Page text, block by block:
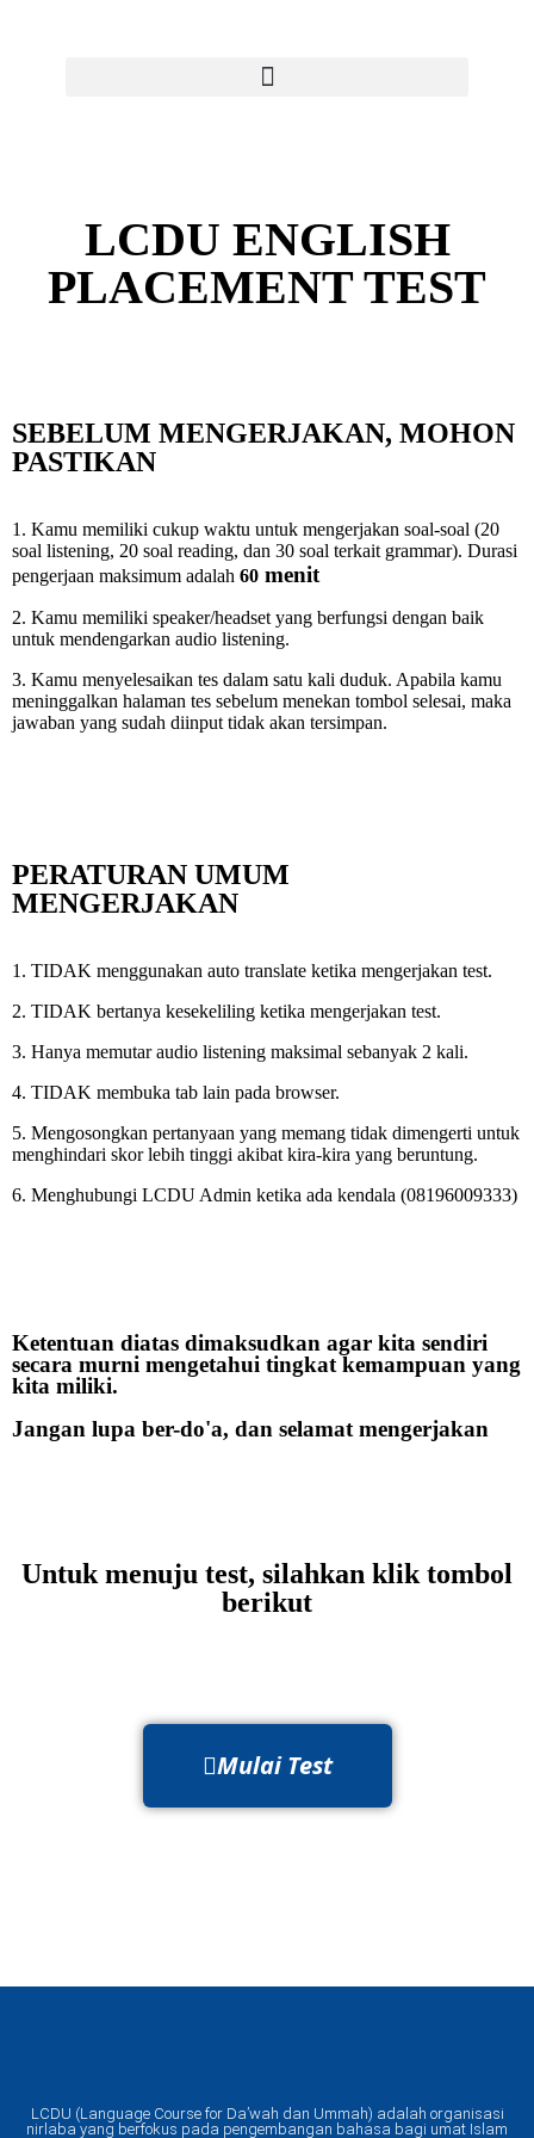
LCDU ENGLISH
PLACEMENT TEST
SEBELUM MENGERJAKAN, MOHON
PASTIKAN
1. Kamu memiliki cukup waktu untuk mengerjakan soal-soal (20
soal listening, 20 soal reading, dan 30 soal terkait grammar). Durasi
pengerjaan maksimum adalah 60 menit
2. Kamu memiliki speaker/headset yang berfungsi dengan baik
untuk mendengarkan audio listening.
3. Kamu menyelesaikan tes dalam satu kali duduk. Apabila kamu
meninggalkan halaman tes sebelum menekan tombol selesai, maka
jawaban yang sudah diinput tidak akan tersimpan.
PERATURAN UMUM
MENGERJAKAN
1. TIDAK menggunakan auto translate ketika mengerjakan test.
2. TIDAK bertanya kesekeliling ketika mengerjakan test.
3. Hanya memutar audio listening maksimal sebanyak 2 kali.
4. TIDAK membuka tab lain pada browser.
5. Mengosongkan pertanyaan yang memang tidak dimengerti untuk
menghindari skor lebih tinggi akibat kira-kira yang beruntung.
6. Menghubungi LCDU Admin ketika ada kendala (08196009333)
Ketentuan diatas dimaksudkan agar kita sendiri
secara murni mengetahui tingkat kemampuan yang
kita miliki.
Jangan lupa ber-do'a, dan selamat mengerjakan
Untuk menuju test, silahkan klik tombol
berikut
Mulai Test
LCDU (Language Course for Da’wah dan Ummah) adalah organisasi
nirlaba yang berfokus pada pengembangan bahasa bagi umat Islam